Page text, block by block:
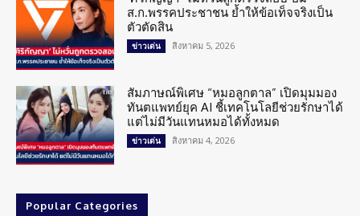
ส.ก.พรรคประชาชน ย้ำให้ข้อเท็จจริงเป็น
ตัวตัดสิน
ข่าวเด่น สิงหาคม 5, 2026
สัมภาษณ์พิเศษ “หมอลูกตาล” เปิดมุมมอง
ทันตแพทย์ยุค AI ชี้เทคโนโลยีช่วยรักษาได้
แต่ไม่มีวันแทนหมอได้ทั้งหมด
ข่าวเด่น สิงหาคม 4, 2026
Popular Categories